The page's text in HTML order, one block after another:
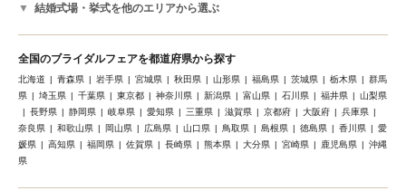
結婚式場・挙式を他のエリアから選ぶ
全国のブライダルフェアを都道府県から探す
北海道 青森県 岩手県 宮城県 秋田県 山形県 福島県 茨城県 栃木県
群馬
県
埼玉県 千葉県 東京都 神奈川県 新潟県 富山県 石川県 福井県
山梨県
長野県
静岡県 岐阜県 愛知県 三重県 滋賀県 京都府 大阪府
兵庫県
奈良県
和歌山県 岡山県 広島県 山口県 鳥取県 島根県 徳島県 香川県
愛
媛県
高知県 福岡県 佐賀県 長崎県 熊本県 大分県 宮崎県 鹿児島県
沖縄
県